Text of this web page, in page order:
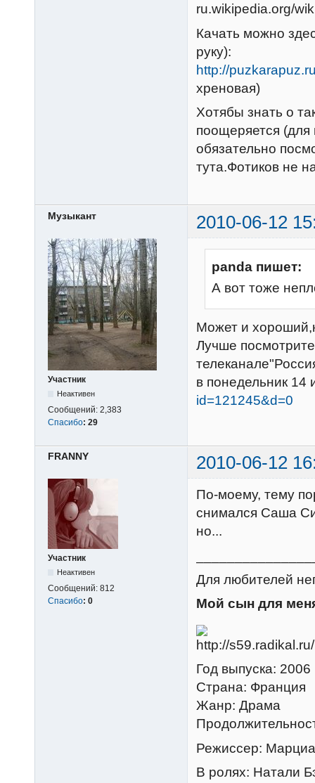
ru.wikipedia.org/
Качать можно
руку):
http://
хреновая)
Хотябы знать о
поощеряется (для
обязательно
тута.Фотиков не
Музыкант 2010-06-12
Участник
Неактивен
Сообщений: 2,383
Спасибо: 29
panda пишет:
А вот тоже
Может и
Лучше
в понедельник
id=121245&d=0
FRANNY 2010-06-12
Участник
Неактивен
Сообщений: 812
Спасибо: 0
По-моему, тему
снимался Саша
но...
Для любителей
Мой сын для
Год выпуска: 2006
Страна: Франция
Жанр: Драма
Режиссер:
В ролях: Натали